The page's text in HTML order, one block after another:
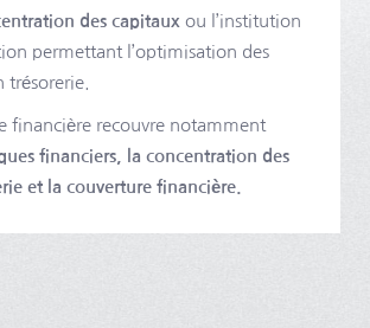
des capitaux ou l’institution
permettant l’optimisation des
trésorerie.
financière recouvre notamment
financiers, la concentration des
et la couverture financière.